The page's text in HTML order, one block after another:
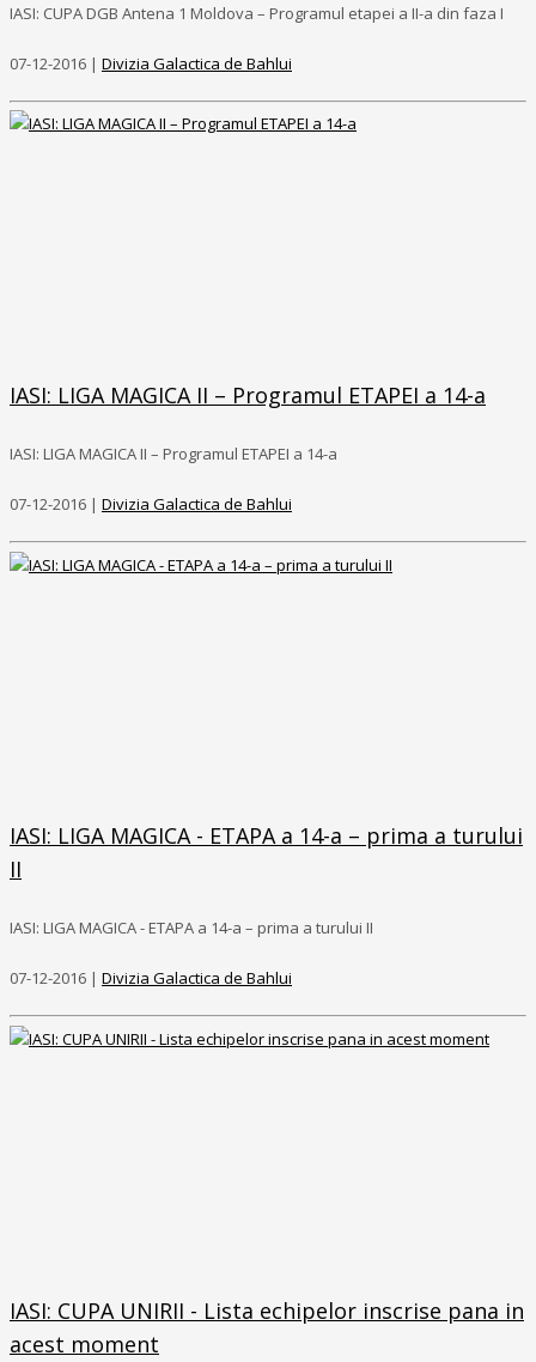
IASI: CUPA DGB Antena 1 Moldova – Programul etapei a II-a din faza I
07-12-2016 | Divizia Galactica de Bahlui
IASI: LIGA MAGICA II – Programul ETAPEI a 14-a
IASI: LIGA MAGICA II – Programul ETAPEI a 14-a
07-12-2016 | Divizia Galactica de Bahlui
IASI: LIGA MAGICA - ETAPA a 14-a – prima a turului
II
IASI: LIGA MAGICA - ETAPA a 14-a – prima a turului II
07-12-2016 | Divizia Galactica de Bahlui
IASI: CUPA UNIRII - Lista echipelor inscrise pana in
acest moment